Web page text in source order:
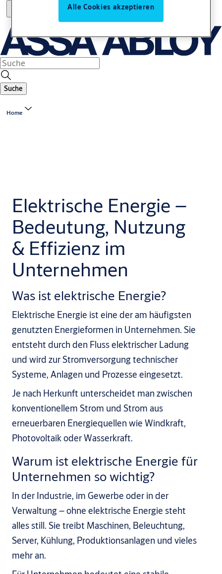
Suche
Home
Elektrische Energie –
Bedeutung, Nutzung
& Effizienz im
Unternehmen
Was ist elektrische Energie?
Elektrische Energie ist eine der am häufigsten
genutzten Energieformen in Unternehmen. Sie
entsteht durch den Fluss elektrischer Ladung
und wird zur Stromversorgung technischer
Systeme, Anlagen und Prozesse eingesetzt.
Je nach Herkunft unterscheidet man zwischen
konventionellem Strom und Strom aus
erneuerbaren Energiequellen wie Windkraft,
Photovoltaik oder Wasserkraft.
Warum ist elektrische Energie für
Unternehmen so wichtig?
In der Industrie, im Gewerbe oder in der
Verwaltung – ohne elektrische Energie steht
alles still. Sie treibt Maschinen, Beleuchtung,
Server, Kühlung, Produktionsanlagen und vieles
mehr an.
Alle Cookies akzeptieren